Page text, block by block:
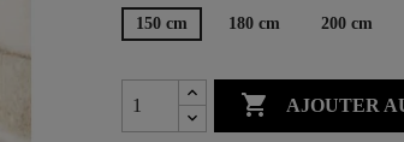
150 cm 180 cm 200 cm
 AJOUTER